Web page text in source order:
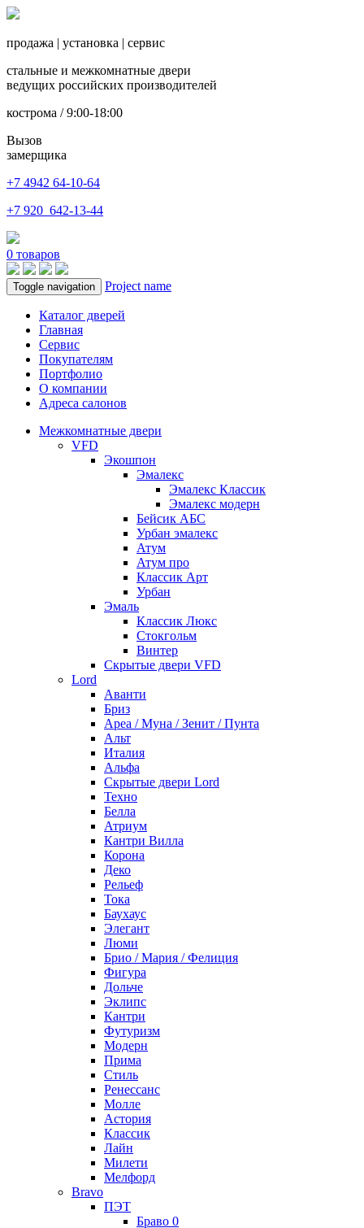
продажа | установка | сервис
стальные и межкомнатные двери
ведущих российских производителей
кострома / 9:00-18:00
Вызов
замерщика
+7 4942 64-10-64
+7 920 642-13-44
0 товаров
Toggle navigation Project name
Каталог дверей
Главная
Сервис
Покупателям
Портфолио
О компании
Адреса салонов
Межкомнатные двери
VFD
Экошпон
Эмалекс
Эмалекс Классик
Эмалекс модерн
Бейсик АБС
Урбан эмалекс
Атум
Атум про
Классик Арт
Урбан
Эмаль
Классик Люкс
Стокгольм
Винтер
Скрытые двери VFD
Lord
Аванти
Бриз
Ареа / Муна / Зенит / Пунта
Альт
Италия
Альфа
Скрытые двери Lord
Техно
Белла
Атриум
Кантри Вилла
Корона
Деко
Рельеф
Тока
Баухаус
Элегант
Люми
Брио / Мария / Фелиция
Фигура
Дольче
Эклипс
Кантри
Футуризм
Модерн
Прима
Стиль
Ренессанс
Молле
Астория
Классик
Лайн
Милети
Мелфорд
Bravo
ПЭТ
Браво 0